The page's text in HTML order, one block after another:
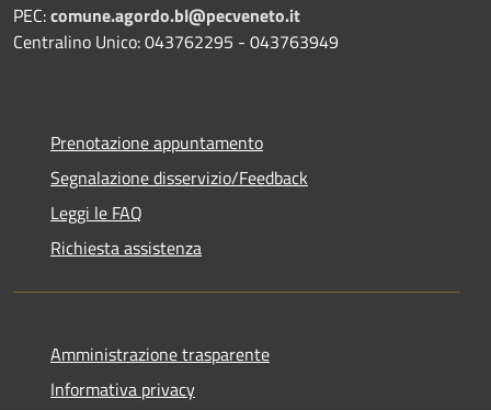
PEC:comune.agordo.bl@pecveneto.it
Centralino Unico: 043762295 - 043763949
Prenotazione appuntamento
Segnalazione disservizio/Feedback
Leggi le FAQ
Richiesta assistenza
Amministrazione trasparente
Informativa privacy